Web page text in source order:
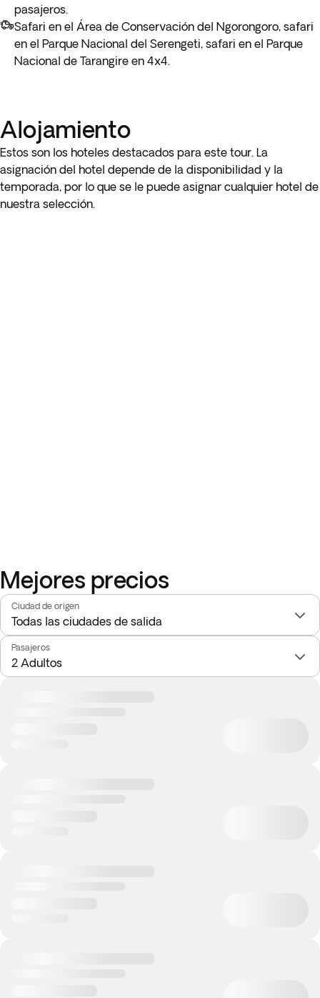
Kilimanjaro y regresamos a cenar en el lodge. Alojamiento
en Osiligilai Lodge.
pasajeros.
Safari en el Área de Conservación del Ngorongoro, safari
en el Parque Nacional del Serengeti, safari en el Parque
Nacional de Tarangire en 4x4.
Alojamiento
Estos son los hoteles destacados para este tour. La
asignación del hotel depende de la disponibilidad y la
temporada, por lo que se le puede asignar cualquier hotel de
nuestra selección.
Mejores precios
Ciudad de origen
Pasajeros